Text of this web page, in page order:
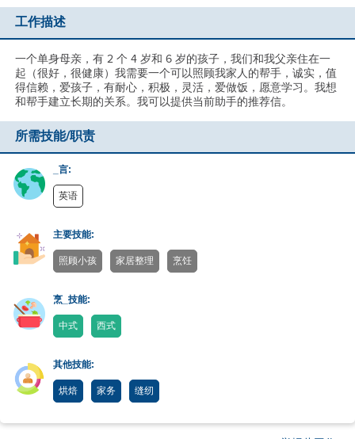
工作描述
一个单身母亲，有 2 个 4 岁和 6 岁的孩子，我们和我父亲住在一
起（很好，很健康）我需要一个可以照顾我家人的帮手，诚实，值
得信赖，爱孩子，有耐心，积极，灵活，爱做饭，愿意学习。我想
和帮手建立长期的关系。我可以提供当前助手的推荐信。
所需技能/职责
_言:
英语
主要技能:
照顾小孩 家居整理 烹饪
烹_技能:
中式 西式
其他技能:
烘焙 家务 缝纫